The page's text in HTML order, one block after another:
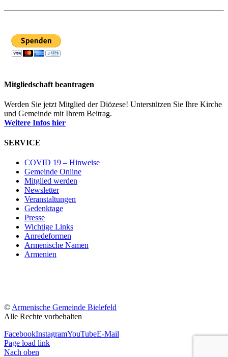
Mitgliedschaft beantragen
Werden Sie jetzt Mitglied der Diözese! Unterstützen Sie Ihre Kirche
und Gemeinde mit Ihrem Beitrag.
Weitere Infos hier
SERVICE
COVID 19 – Hinweise
Gemeinde Online
Mitglied werden
Newsletter
Veranstaltungen
Gedenktage
Presse
Wichtige Links
Anredeformen
Armenische Namen
Armenien
©Armenische Gemeinde Bielefeld
Alle Rechte vorbehalten
FacebookInstagramYouTubeE-Mail
Page load link
Nach oben